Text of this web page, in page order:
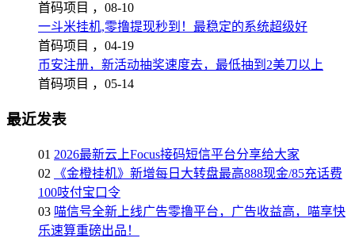
首码项目 ， 08-10
一斗米挂机,零撸提现秒到！最稳定的系统超级好
首码项目 ， 04-19
币安注册，新活动抽奖速度去，最低抽到2美刀以上
首码项目 ， 05-14
最近发表
01 2026最新云上Focus接码短信平台分享给大家
02
《金橙挂机》新增每日大转盘最高888现金/85充话费
100吱付宝口令
03 喵信号全新上线广告零撸平台，广告收益高，喵享快
乐速算重磅出品！